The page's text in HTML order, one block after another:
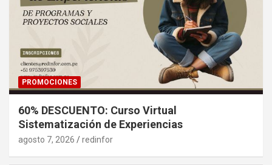
PROMOCIONES
60% DESCUENTO: Curso Virtual
Sistematización de Experiencias
agosto 7, 2026 redinfor